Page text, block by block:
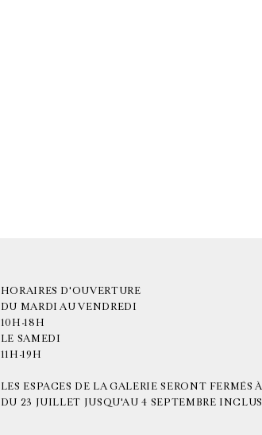
HORAIRES D'OUVERTURE
DU MARDI AU VENDREDI
10H-18H
LE SAMEDI
11H-19H
LES ESPACES DE LA GALERIE SERONT FERMÉS À
DU 23 JUILLET JUSQU'AU 4 SEPTEMBRE INCLUS